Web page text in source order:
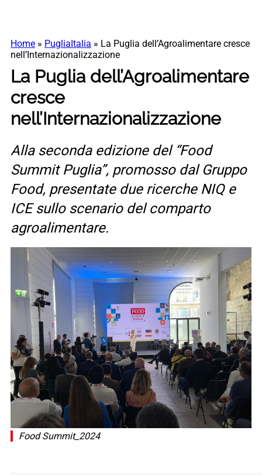
Home » PugliaItalia » La Puglia dell’Agroalimentare cresce
nell’Internazionalizzazione
La Puglia dell’Agroalimentare
cresce
nell’Internazionalizzazione
Alla seconda edizione del “Food
Summit Puglia”, promosso dal Gruppo
Food, presentate due ricerche NIQ e
ICE sullo scenario del comparto
agroalimentare.
Food Summit_2024